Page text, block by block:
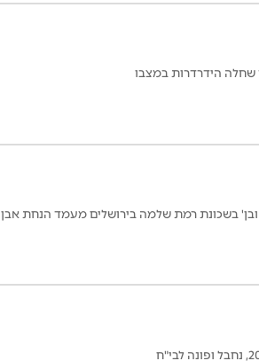
בשכונת רמת שלמה בירושלים מעמד הנחת אבן